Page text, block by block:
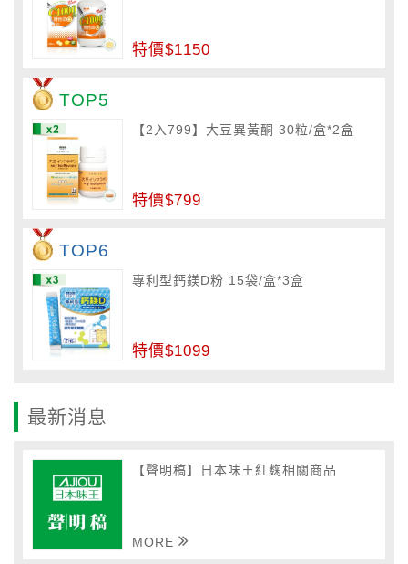
特價$1150
TOP5
【2入799】大豆異黃酮 30粒/盒*2盒
特價$799
TOP6
專利型鈣鎂D粉 15袋/盒*3盒
特價$1099
最新消息
【聲明稿】日本味王紅麴相關商品
MORE